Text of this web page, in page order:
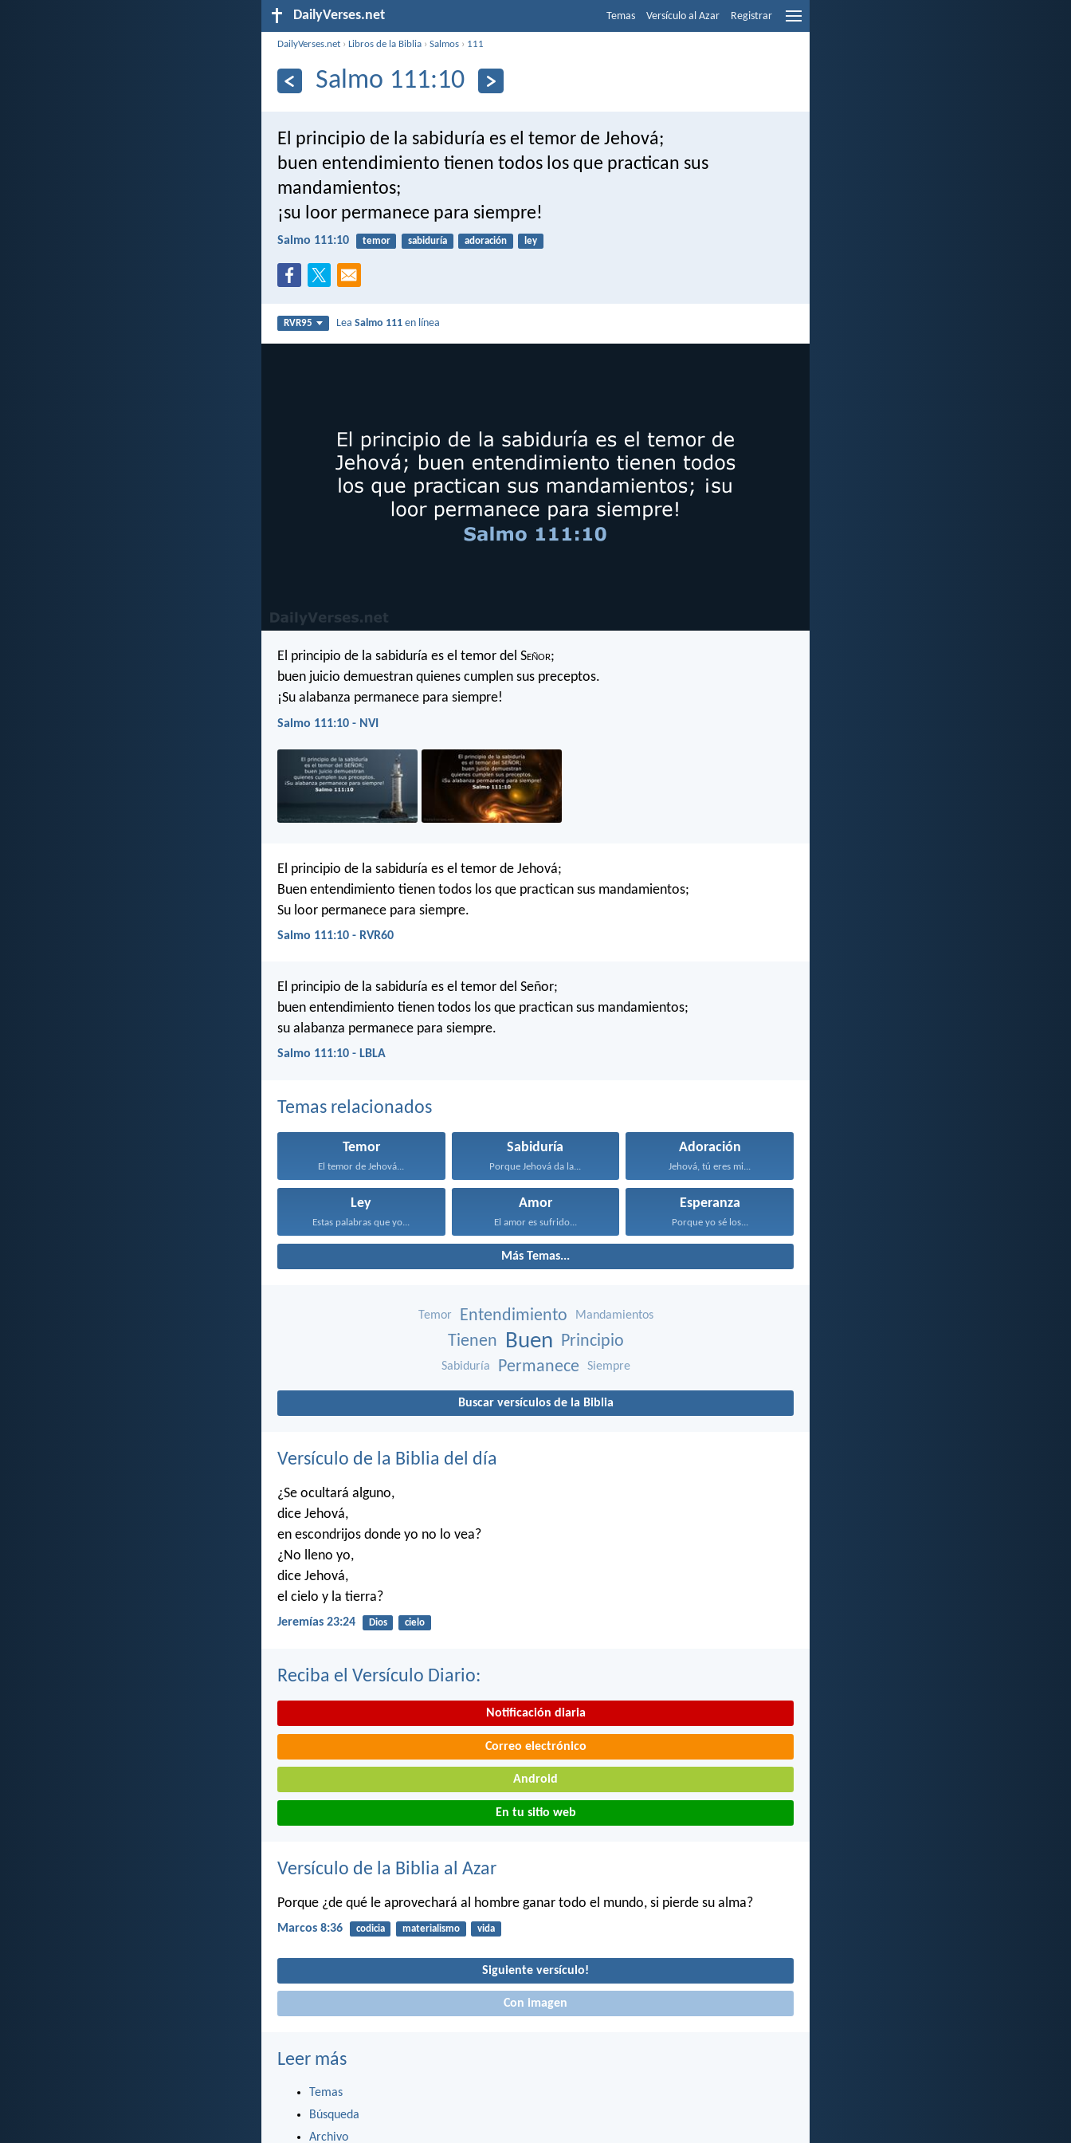
DailyVerses.net Temas Versículo al Azar Registrar
DailyVerses.net ›Libros de la Biblia ›Salmos › 111
Salmo 111:10
El principio de la sabiduría es el temor de Jehová;
buen entendimiento tienen todos los que practican sus
mandamientos;
¡su loor permanece para siempre!
Salmo 111:10 temor sabiduría adoración ley
RVR95 LeaSalmo 111 en línea
El principio de la sabiduría es el temor del Señor;
buen juicio demuestran quienes cumplen sus preceptos.
¡Su alabanza permanece para siempre!
Salmo 111:10 - NVI
El principio de la sabiduría es el temor de Jehová;
Buen entendimiento tienen todos los que practican sus mandamientos;
Su loor permanece para siempre.
Salmo 111:10 - RVR60
El principio de la sabiduría es el temor del Señor;
buen entendimiento tienen todos los que practican sus mandamientos;
su alabanza permanece para siempre.
Salmo 111:10 - LBLA
Temas relacionados
Temor
El temor de Jehová...
Sabiduría
Porque Jehová da la...
Adoración
Jehová, tú eres mi...
Ley
Estas palabras que yo...
Amor
El amor es sufrido...
Esperanza
Porque yo sé los...
Más Temas...
Temor Entendimiento Mandamientos
Tienen Buen Principio
Sabiduría Permanece Siempre
Buscar versículos de la Biblia
Versículo de la Biblia del día
¿Se ocultará alguno,
dice Jehová,
en escondrijos donde yo no lo vea?
¿No lleno yo,
dice Jehová,
el cielo y la tierra?
Jeremías 23:24 Dios cielo
Reciba el Versículo Diario:
Notificación diaria
Correo electrónico
Android
En tu sitio web
Versículo de la Biblia al Azar
Porque ¿de qué le aprovechará al hombre ganar todo el mundo, si pierde su alma?
Marcos 8:36 codicia materialismo vida
Siguiente versículo!
Con imagen
Leer más
Temas
Búsqueda
Archivo